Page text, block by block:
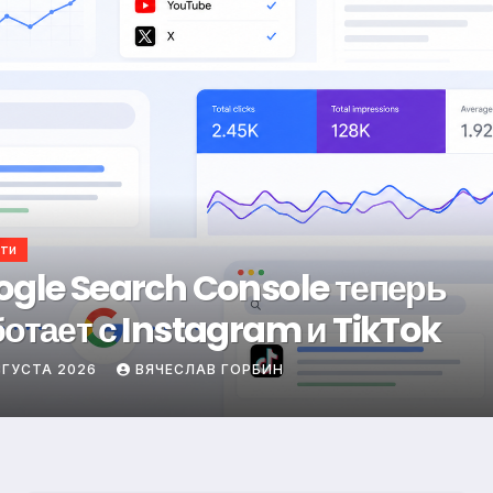
“контент” без
не удерживает
2026 ВЯЧЕСЛАВ ГОРБИН